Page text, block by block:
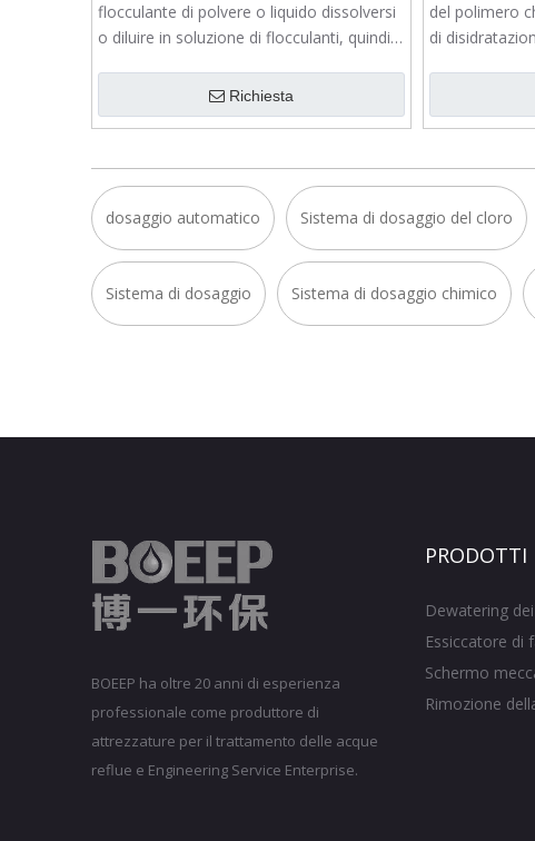
flocculante di polvere o liquido dissolversi
o diluire in soluzione di flocculanti, quindi
Richiesta
del polimero
di
dosaggio automatico Sistema di dosaggio del cloro
Sistema di dosaggio Sistema di dosaggio chimico
BOEEP ha oltre 20 anni di esperienza
professionale come produttore di
attrezzature per il trattamento delle acque
reflue e Engineering Service Enterprise.
PRODOTTI
Dewatering
Essiccatore di
Schermo
Rimozione